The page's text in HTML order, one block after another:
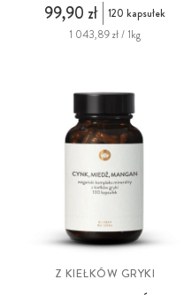
99,90 zł
120 kapsułek
1 043,89 zł / 1kg
Z KIEŁKÓW GRYKI